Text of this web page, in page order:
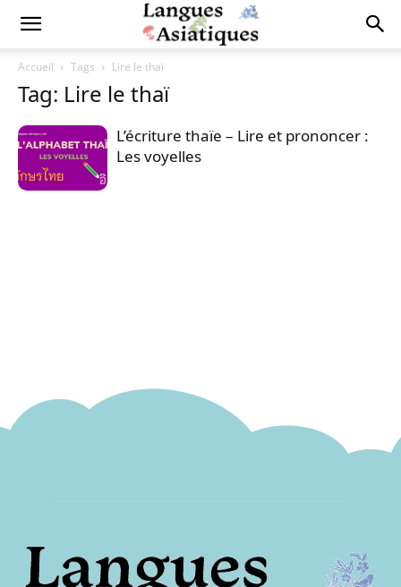
Accueil Tags Lire le thaï
Tag: Lire le thaï
L’écriture thaïe – Lire et prononcer :
Les voyelles